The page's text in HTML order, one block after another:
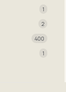
1
2
400
1